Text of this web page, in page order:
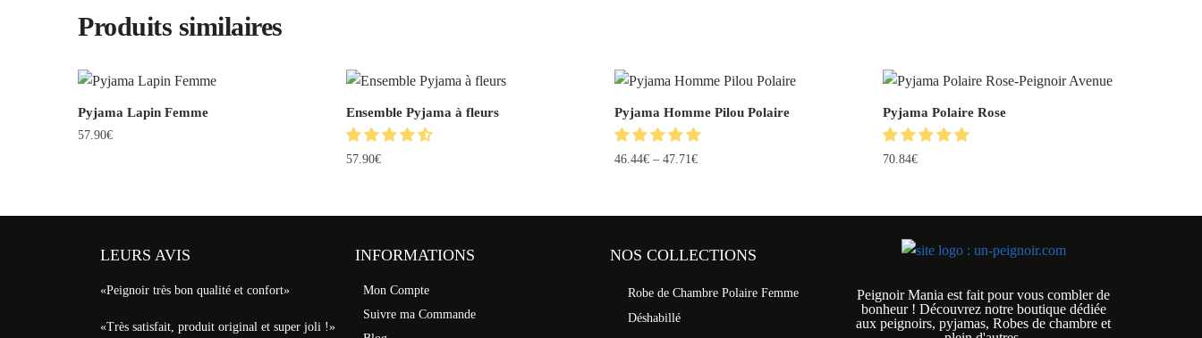
Produits similaires
Pyjama Lapin Femme
57.90€
Ensemble Pyjama à fleurs
57.90€
Pyjama Homme Pilou Polaire
46.44€– 47.71€
Pyjama Polaire Rose
70.84€
LEURS AVIS
«Peignoir très bon qualité et confort»
«Très satisfait, produit original et super joli !»
INFORMATIONS
Mon Compte
Suivre ma Commande
NOS COLLECTIONS
Robe de Chambre Polaire Femme
Déshabillé
Peignoir Mania est fait pour vous combler de
bonheur ! Découvrez notre boutique dédiée
aux peignoirs, pyjamas, Robes de chambre et